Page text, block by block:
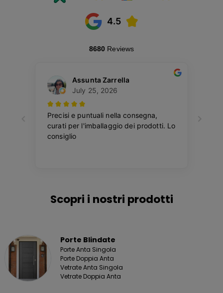
Scopri i nostri prodotti
Porte Blindate
Porte Anta Singola
Porte Doppia Anta
Vetrate Anta Singola
Vetrate Doppia Anta